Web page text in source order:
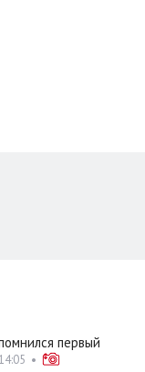
первый
•